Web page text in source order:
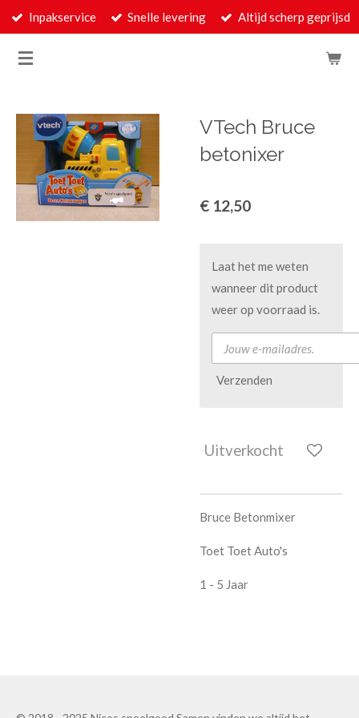
Ga
naar
Inpakservice Snelle levering Altijd scherp geprijsd
VTech Bruce
betonixer
€ 12,50
Laat het me weten
wanneer dit product
weer op voorraad is.
Verzenden
Uitverkocht
Bruce Betonmixer
Toet Toet Auto's
1 - 5 Jaar